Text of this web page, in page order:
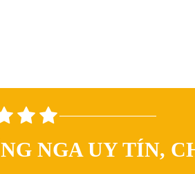
NGA UY TÍN,